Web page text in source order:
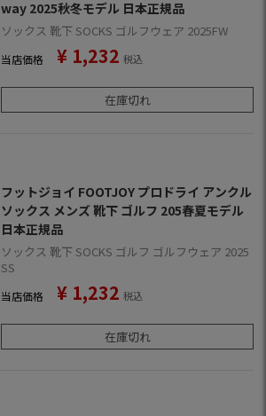
way 2025秋冬モデル 日本正規品
ソックス 靴下 SOCKS ゴルフウェア 2025FW
当店価格 ¥ 1,232 税込
在庫切れ
フットジョイ FOOTJOY プロドライ アンクル
ソックス メンズ 靴下 ゴルフ 205春夏モデル
日本正規品
ソックス 靴下 SOCKS ゴルフ ゴルフウェア 2025
SS
当店価格 ¥ 1,232 税込
在庫切れ